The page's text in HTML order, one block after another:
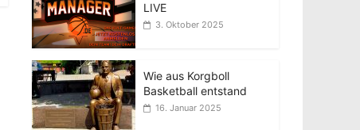
LIVE
3. Oktober 2025
Wie aus Korgboll
Basketball entstand
16. Januar 2025